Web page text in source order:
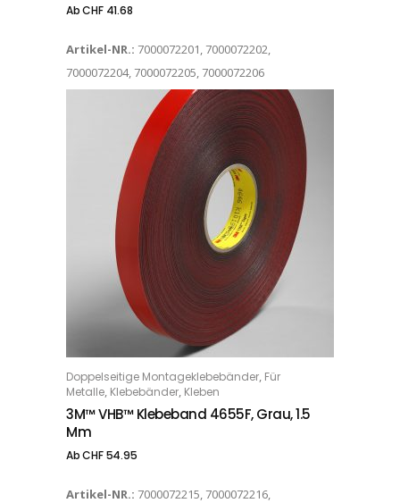
AbCHF41.68
Artikel-NR.: 7000072201, 7000072202,
7000072204, 7000072205, 7000072206
OPTIONS
Dieses Produkt weist mehrere Varianten auf. Die Optionen können auf der Produktseite gewählt werden
Doppelseitige Montageklebebänder, Für
Metalle, Klebebänder, Kleben
3M™ VHB™ Klebeband 4655F, Grau, 1.5
Mm
AbCHF54.95
Artikel-NR.: 7000072215, 7000072216,